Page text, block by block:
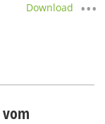
Download